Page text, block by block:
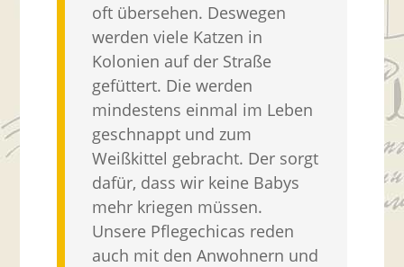
oft übersehen. Deswegen
werden viele Katzen in
Kolonien auf der Straße
gefüttert. Die werden
mindestens einmal im Leben
geschnappt und zum
Weißkittel gebracht. Der sorgt
dafür, dass wir keine Babys
mehr kriegen müssen.
Unsere Pflegechicas reden
auch mit den Anwohnern und